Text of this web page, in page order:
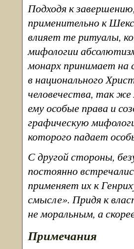
Подходя к
применительно к
влияет те ритуалы,
мифологии
монарх принимает на
в национального
человечества, так
ему особые права и
графическую
которого падает
С другой стороны,
постоянно
применяет их к
смысле». Придя к
не моральным, а
Примечания